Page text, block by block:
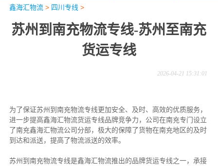
鑫海汇物流> 四川专线 >
苏州到南充物流专线-苏州至南充
货运专线
2026-04-21 15:31:01
为了保证苏州到南充物流专线更加安全、及时、高效的优质服务，
进一步提高鑫海汇物流货运专线品牌竞争力，公司在南充专门设立
了南充鑫海汇物流公司分部，极大的保障了货物在南充地区的及时
到达和派送，提高了物流派送的效率。
苏州到南充物流专线是鑫海汇物流推出的品牌货运专线之一， 承接